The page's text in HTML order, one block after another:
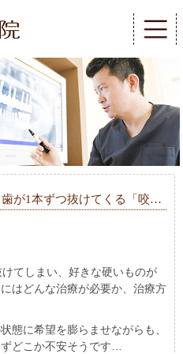
が1本ずつ抜けてくる「咬…
てしまい、好きな硬いものが
はどんな治療が必要か、治療方
態に希望を膨らませながらも、
どこか不安そうです…